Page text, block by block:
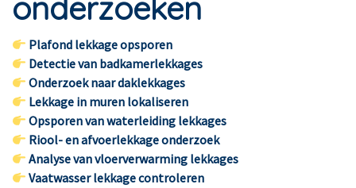
onderzoeken
Plafond lekkage opsporen
Detectie van badkamerlekkages
Onderzoek naar daklekkages
Lekkage in muren lokaliseren
Opsporen van waterleiding lekkages
Riool- en afvoerlekkage onderzoek
Analyse van vloerverwarming lekkages
Vaatwasser lekkage controleren